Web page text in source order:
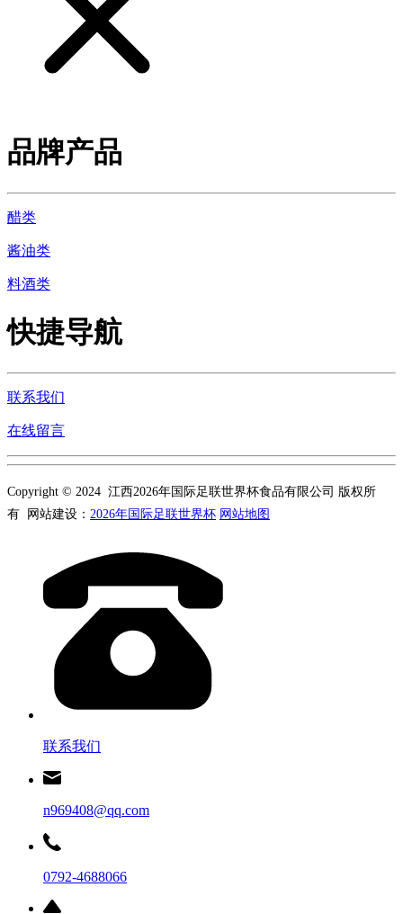
品牌产品
醋类
酱油类
料酒类
快捷导航
联系我们
在线留言
Copyright © 2024 江西2026年国际足联世界杯食品有限公司 版权所
有 网站建设： 2026年国际足联世界杯 网站地图
联系我们
n969408@qq.com
0792-4688066